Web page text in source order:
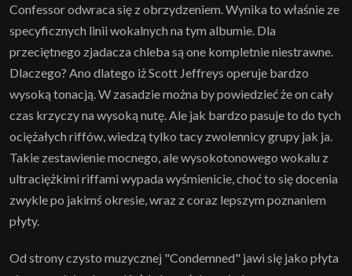
Confessor odwraca się z obrzydzeniem. Wynika to właśnie ze
specyficznych linii wokalnych na tym albumie. Dla
przeciętnego zjadacza chleba są one kompletnie niestrawne.
Dlaczego? Ano dlatego iż Scott Jeffreys operuje bardzo
wysoką tonacją. W zasadzie można by powiedzieć że on cały
czas krzyczy na wysoką nutę. Ale jak bardzo pasuje to do tych
ociężałych riffów, wiedzą tylko tacy zwolennicy grupy jak ja.
Takie zestawienie mocnego, ale wysokotonowego wokalu z
ultraciężkimi riffami wypada wyśmienicie, choć to się docenia
zwykle po jakimś okresie, wraz z coraz lepszym poznaniem
płyty.
Od strony czysto muzycznej "Condemned" jawi się jako płyta